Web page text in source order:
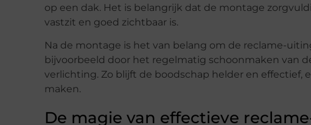
op een dak. Het is belangrijk dat de montage
vastzit en goed zichtbaar is.
Na de montage is het van belang om de reclame-
bijvoorbeeld door het regelmatig schoonmaken van
verlichting. Zo blijft de boodschap helder en effectief,
maken.
De magie van effectieve